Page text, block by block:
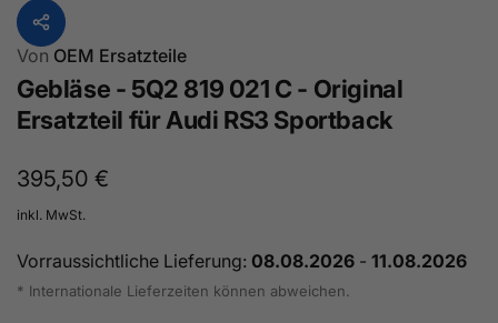
Von OEM Ersatzteile
Gebläse - 5Q2 819 021 C - Original
Ersatzteil für Audi RS3 Sportback
Normaler
Preis
395,50 €
inkl. MwSt.
Vorraussichtliche Lieferung: 08.08.2026 - 11.08.2026
* Internationale Lieferzeiten können abweichen.